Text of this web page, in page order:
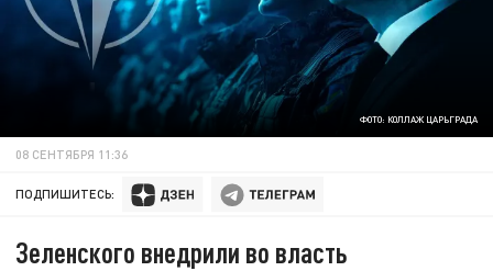
ФОТО: КОЛЛАЖ ЦАРЬГРАДА
08 СЕНТЯБРЯ 11:36
ПОДПИШИТЕСЬ:
Зеленского внедрили во власть